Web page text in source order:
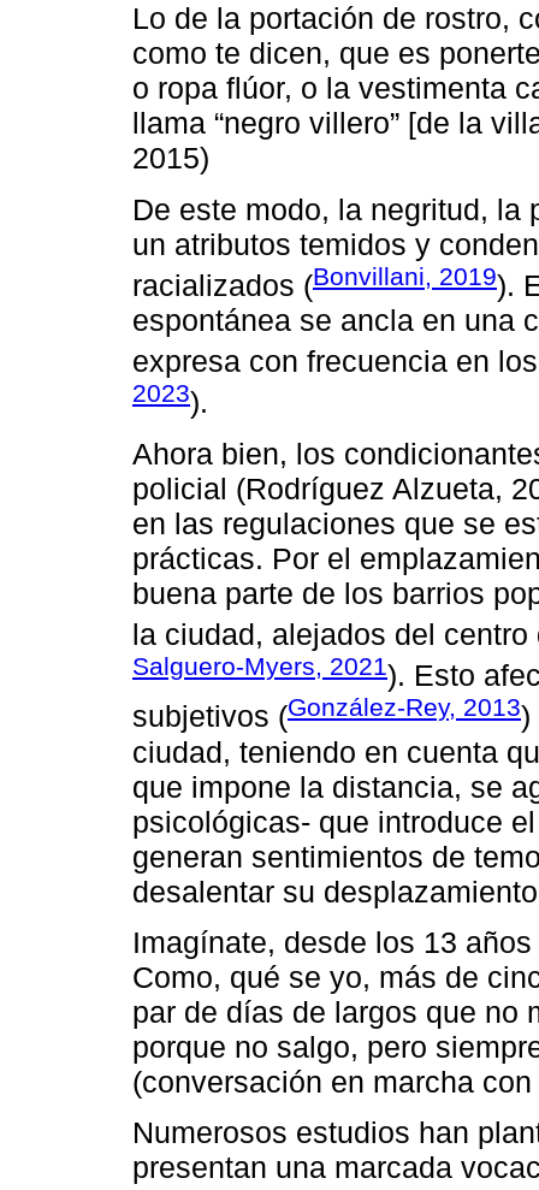
Lo de la portación de rostro,
como te dicen, que es
o ropa flúor, o la vestimenta
llama “negro villero” [de la
2015)
De este modo, la negritud, la
un atributos temidos y
racializados (Bonvillani, 2019).
espontánea se ancla en una
expresa con frecuencia en
2023).
Ahora bien, los
policial (Rodríguez Alzueta,
en las regulaciones que se
prácticas. Por el
buena parte de los barrios
la ciudad, alejados del
Salguero-Myers, 2021). Esto
subjetivos (González-Rey, 2013)
ciudad, teniendo en cuenta
que impone la distancia, se
psicológicas- que introduce
generan sentimientos de
desalentar su
Imagínate, desde los 13
Como, qué se yo, más de
par de días de largos que no
porque no salgo, pero
(conversación en marcha
Numerosos estudios han
presentan una marcada